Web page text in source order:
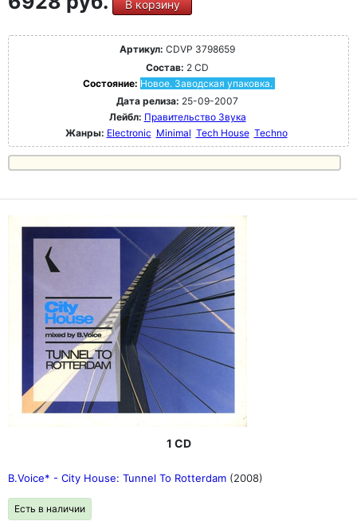
В корзину
Артикул: CDVP 3798659
Состав: 2 CD
Состояние: Новое. Заводская упаковка.
Дата релиза: 25-09-2007
Лейбл: Правительство Звука
Жанры: Electronic Minimal Tech House Techno
1 CD
B.Voice* - City House: Tunnel To Rotterdam (2008)
Есть в наличии